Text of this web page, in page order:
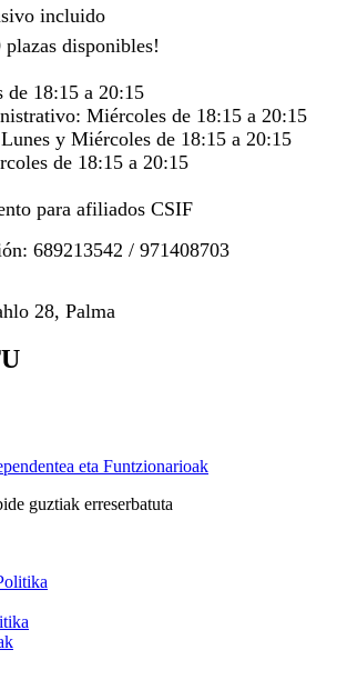
incluido
disponibles!
18:15 a 20:15
Miércoles de 18:15 a 20:15
y Miércoles de 18:15 a 20:15
de 18:15 a 20:15
para afiliados CSIF
689213542 / 971408703
28, Palma
eta Funtzionarioak
guztiak erreserbatuta